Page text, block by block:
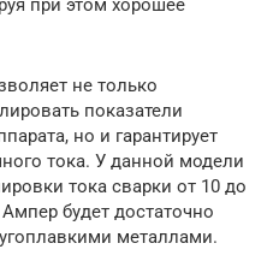
при этом хорошее
не только
показатели
но и гарантирует
тока. У данной модели
тока сварки от 10 до
будет достаточно
металлами.